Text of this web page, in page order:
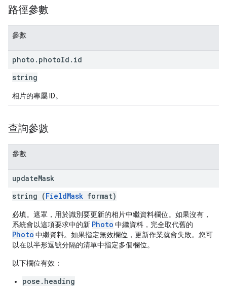
路徑參數
參數
photo . photoId . id
string
相片的專屬 ID。
查詢參數
參數
updateMask
string (FieldMask format)
必填。遮罩，用於識別要更新的相片中繼資料欄位。如果沒有，
系統會以這項要求中的新 Photo 中繼資料，完全取代舊的
Photo 中繼資料。如果指定無效欄位，更新作業就會失敗。您可
以在以半形逗號分隔的清單中指定多個欄位。
以下欄位有效：
pose.heading